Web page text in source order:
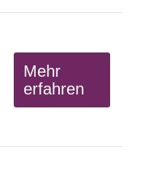
Mehr
erfahren